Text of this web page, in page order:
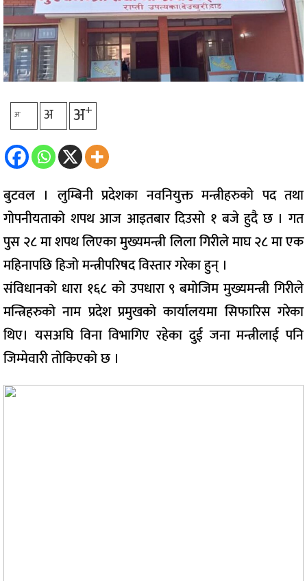
अ- अ अ+
बुटवल । लुम्बिनी प्रदेशका नवनियुक्त मन्त्रीहरुको पद तथा
गोपनीयताको शपथ आज आइतबार दिउसो १ बजे हुदै छ । गत
पुस २८ मा शपथ लिएका मुख्यमन्त्री लिला गिरीले माघ २८ मा एक
महिनापछि हिजो मन्त्रीपरिषद विस्तार गरेका हुन् ।
संविधानको धारा १६८ को उपधारा ९ बमोजिम मुख्यमन्त्री गिरीले
मन्त्रिहरुको नाम प्रदेश प्रमुखको कार्यालयमा सिफारिस गरेका
थिए। यसअघि विना विभागिए रहेका दुई जना मन्त्रीलाई पनि
जिम्मेवारी तोकिएको छ ।